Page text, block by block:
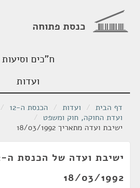
כנסת פתוחה
ח"כים וסיעות
ועדות
דף הבית / ועדות / הכנסת ה-12
/
ועדת החוקה, חוק ומשפט /
ישיבת ועדה מתאריך 18/03/1992
18/03/1992